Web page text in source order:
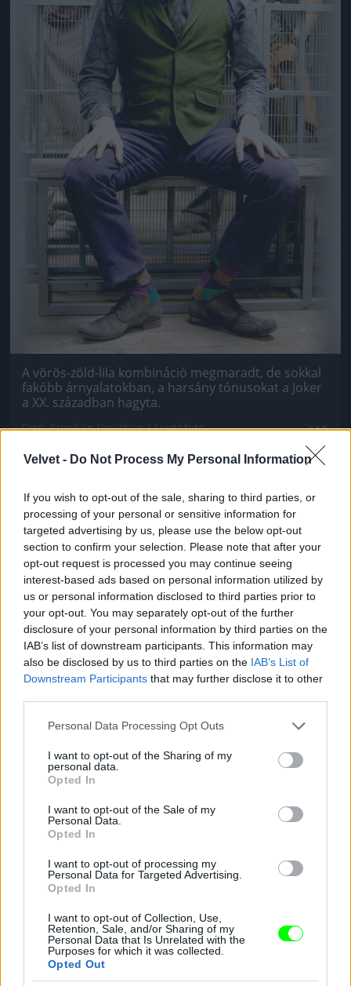
Velvet - Do Not Process My Personal Information
If you wish to opt-out of the sale, sharing to third parties, or
processing of your personal or sensitive information for
targeted advertising by us, please use the below opt-out
section to confirm your selection. Please note that after your
opt-out request is processed you may continue seeing
interest-based ads based on personal information utilized by
us or personal information disclosed to third parties prior to
your opt-out. You may separately opt-out of the further
disclosure of your personal information by third parties on the
IAB’s list of downstream participants. This information may
also be disclosed by us to third parties on the IAB’s List of
Downstream Participants that may further disclose it to other
Please note that this website/app uses one or more Google
not limited to your visit or usage behaviour. You may click to
grant or deny consent to Google and its third-party tags to
use your data for below specified purposes in below Google
consent section.
Personal Data Processing Opt Outs
I want to opt-out of the Sharing of my
personal data.
Opted In
I want to opt-out of the Sale of my
Personal Data.
Opted In
I want to opt-out of processing my
Personal Data for Targeted Advertising.
Opted In
I want to opt-out of Collection, Use,
Retention, Sale, and/or Sharing of my
Personal Data that Is Unrelated with the
Purposes for which it was collected.
Opted Out
A vörös-zöld-lila kombináció megmaradt, de sokkal
fakóbb árnyalatokban, a harsány tónusokat a Joker
a XX. században hagyta.
Fotó: Stephen Vaughan / Northfoto #10
Jön még kép!
Jön még kép!